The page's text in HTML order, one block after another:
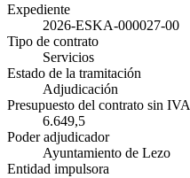
Expediente
2026-ESKA-000027-00
Tipo de contrato
Servicios
Estado de la tramitación
Adjudicación
Presupuesto del contrato sin IVA
6.649,5
Poder adjudicador
Ayuntamiento de Lezo
Entidad impulsora